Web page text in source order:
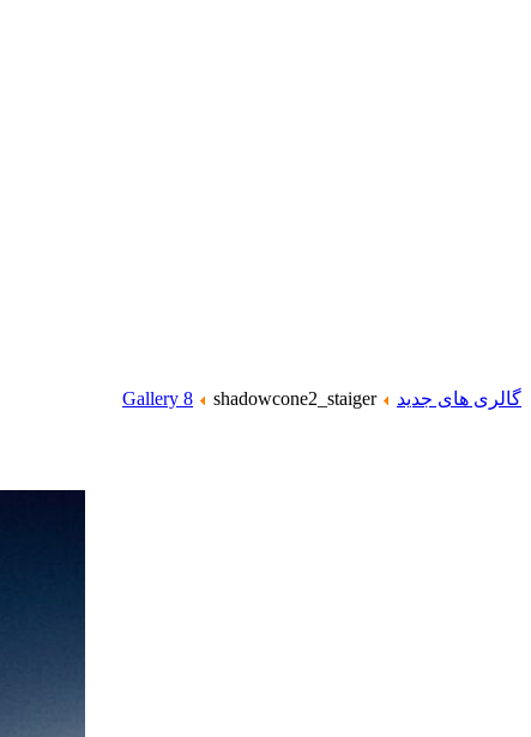
گالری های جدید Gallery 8 shadowcone2_staiger